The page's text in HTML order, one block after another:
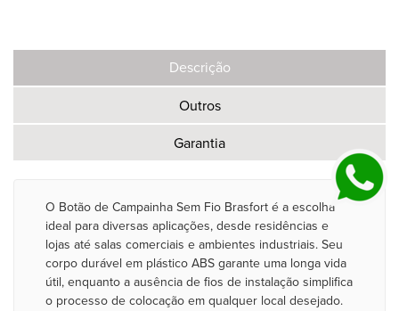
Descrição
Outros
Garantia
O Botão de Campainha Sem Fio Brasfort é a escolha
ideal para diversas aplicações, desde residências e
lojas até salas comerciais e ambientes industriais. Seu
corpo durável em plástico ABS garante uma longa vida
útil, enquanto a ausência de fios de instalação simplifica
o processo de colocação em qualquer local desejado.